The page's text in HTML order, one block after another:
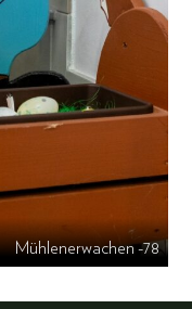
Mühlenerwachen -78